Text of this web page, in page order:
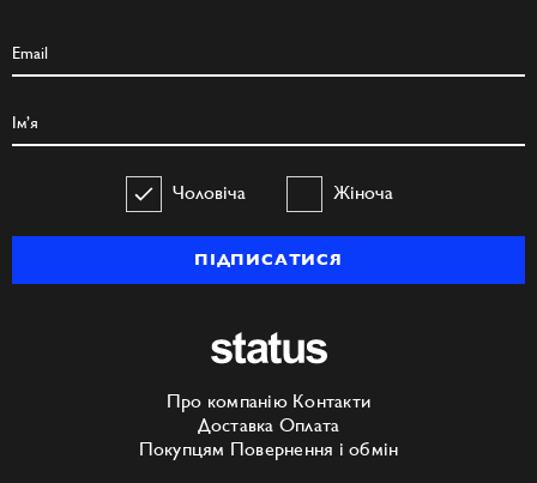
Чоловіча Жіноча
ПІДПИСАТИСЯ
Про компанію Контакти
Доставка Оплата
Покупцям Повернення і обмін